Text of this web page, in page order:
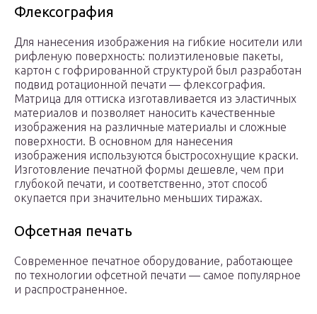
Флексография
Для нанесения изображения на гибкие носители или
рифленую поверхность: полиэтиленовые пакеты,
картон с гофрированной структурой был разработан
подвид ротационной печати — флексография.
Матрица для оттиска изготавливается из эластичных
материалов и позволяет наносить качественные
изображения на различные материалы и сложные
поверхности. В основном для нанесения
изображения используются быстросохнущие краски.
Изготовление печатной формы дешевле, чем при
глубокой печати, и соответственно, этот способ
окупается при значительно меньших тиражах.
Офсетная печать
Современное печатное оборудование, работающее
по технологии офсетной печати — самое популярное
и распространенное.